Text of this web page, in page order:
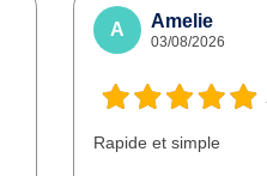
A Amelie
03/08/2026
Rapide et simple